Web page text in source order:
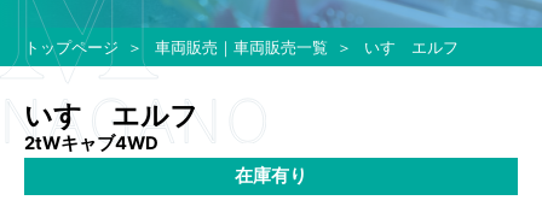
トップページ 車両販売｜車両販売一覧 いすゞエルフ
いすゞエルフ
2tWキャブ4WD
在庫有り